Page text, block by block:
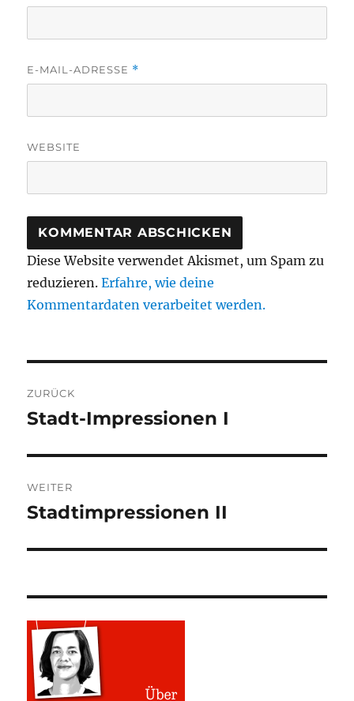
E-MAIL-ADRESSE *
WEBSITE
Diese Website verwendet Akismet, um Spam zu
reduzieren.Erfahre, wie deine
Kommentardaten verarbeitet werden.
ZURÜCK
Vorheriger
Stadt-Impressionen I
WEITER
Nächster
Stadtimpressionen II